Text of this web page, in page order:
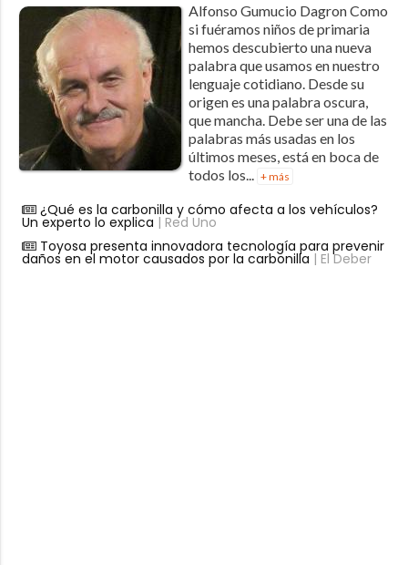
Alfonso Gumucio Dagron Como
si fuéramos niños de primaria
hemos descubierto una nueva
palabra que usamos en nuestro
lenguaje cotidiano. Desde su
origen es una palabra oscura,
que mancha. Debe ser una de las
palabras más usadas en los
últimos meses, está en boca de
todos los... + más
¿Qué es la carbonilla y cómo afecta a los vehículos?
Un experto lo explica | Red Uno
Toyosa presenta innovadora tecnología para prevenir
daños en el motor causados por la carbonilla | El Deber